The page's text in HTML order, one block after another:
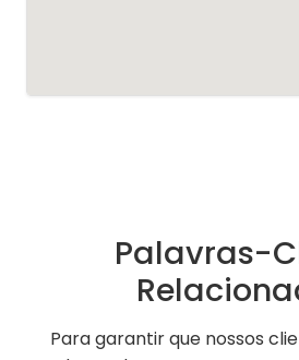
Palavras-
Para garantir que nossos